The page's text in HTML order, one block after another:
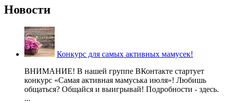
Новости
Конкурс для самых активных мамусек!
ВНИМАНИЕ! В нашей группе ВКонтакте стартует
конкурс «Самая активная мамуська июля»! Любишь
общаться? Общайся и выигрывай! Подробности - здесь.
...